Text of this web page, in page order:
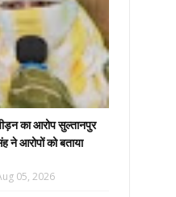
का आरोप सुल्तानपुर
ने आरोपों को बताया
05, 2026